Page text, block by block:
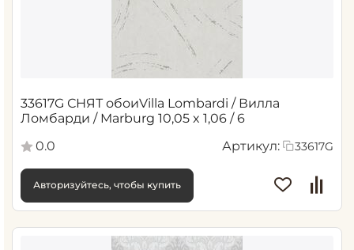
33617G СНЯТ обоиVilla Lombardi / Вилла
Ломбарди / Marburg 10,05 x 1,06 / 6
0.0
Артикул: 33617G
Авторизуйтесь, чтобы купить